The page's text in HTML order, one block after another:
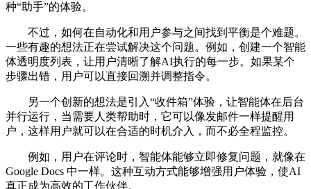
种“助手”的体验。
不过，如何在自动化和用户参与之间找到平衡是个难题。
一些有趣的想法正在尝试解决这个问题。例如，创建一个智能
体透明度列表，让用户清晰了解AI执行的每一步。如果某个
步骤出错，用户可以直接回溯并调整指令。
另一个创新的想法是引入“收件箱”体验，让智能体在后台
并行运行，当需要人类帮助时，它可以像发邮件一样提醒用
户，这样用户就可以在合适的时机介入，而不必全程监控。
例如，用户在评论时，智能体能够立即修复问题，就像在
Google Docs 中一样。这种互动方式能够增强用户体验，使AI
真正成为高效的工作伙伴。